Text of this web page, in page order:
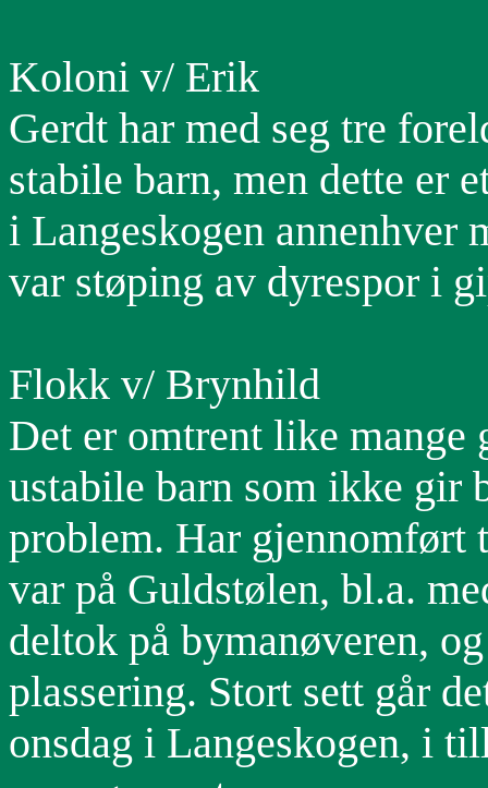
Koloni v/ Erik
Gerdt har med seg tre
stabile barn, men dette er
i Langeskogen annenhver
var støping av dyrespor i
Flokk v/ Brynhild
Det er omtrent like mange
ustabile barn som ikke gir
problem. Har gjennomført
var på Guldstølen, bl.a.
deltok på bymanøveren,
plassering. Stort sett går
onsdag i Langeskogen, i